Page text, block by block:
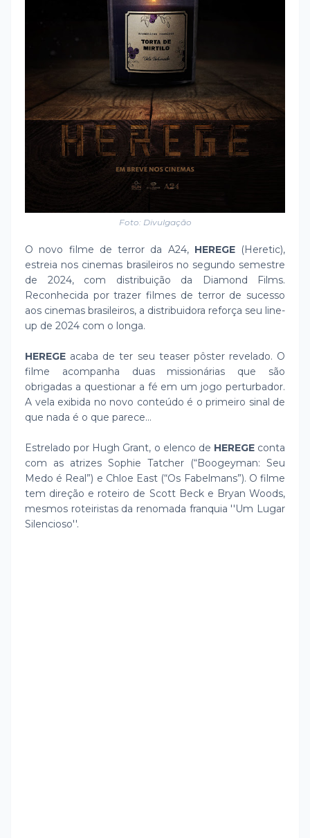
Foto: Divulgação
O novo filme de terror da A24, HEREGE(Heretic),
estreia nos cinemas brasileiros no segundo semestre
de 2024, com distribuição da Diamond Films.
Reconhecida por trazer filmes de terror de sucesso
aos cinemas brasileiros, a distribuidora reforça seu line-
up de 2024 com o longa.
HEREGE acaba de ter seu teaser pôster revelado. O
filme acompanha duas missionárias que são
obrigadas a questionar a fé em um jogo perturbador.
A vela exibida no novo conteúdo é o primeiro sinal de
que nada é o que parece…
Estrelado por Hugh Grant, o elenco de HEREGEconta
com as atrizes Sophie Tatcher (“Boogeyman: Seu
Medo é Real”) e Chloe East (“Os Fabelmans”). O filme
tem direção e roteiro de Scott Beck e Bryan Woods,
mesmos roteiristas da renomada franquia ''Um Lugar
Silencioso''.